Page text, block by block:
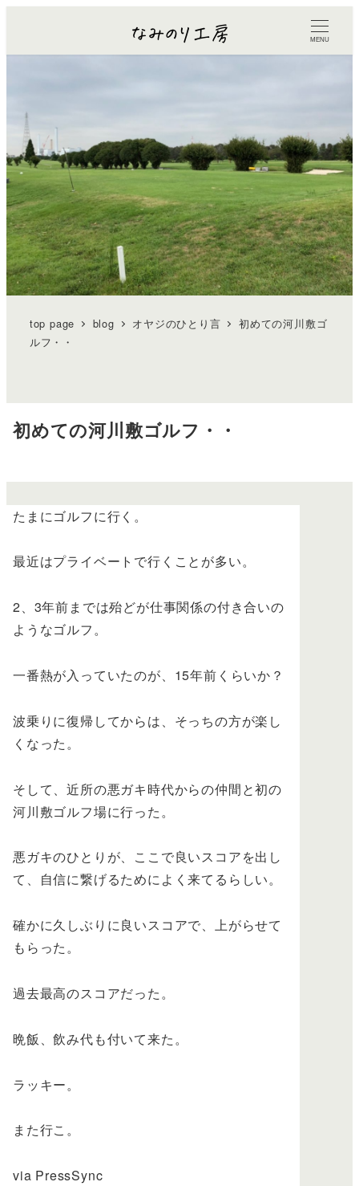
MENU
top page blog オヤジのひとり言
初めての河川敷ゴ
ルフ・・
初めての河川敷ゴルフ・・
たまにゴルフに行く。
最近はプライベートで行くことが多い。
2、3年前までは殆どが仕事関係の付き合いの
ようなゴルフ。
一番熱が入っていたのが、15年前くらいか？
波乗りに復帰してからは、そっちの方が楽し
くなった。
そして、近所の悪ガキ時代からの仲間と初の
河川敷ゴルフ場に行った。
悪ガキのひとりが、ここで良いスコアを出し
て、自信に繋げるためによく来てるらしい。
確かに久しぶりに良いスコアで、上がらせて
もらった。
過去最高のスコアだった。
晩飯、飲み代も付いて来た。
ラッキー。
また行こ。
via PressSync